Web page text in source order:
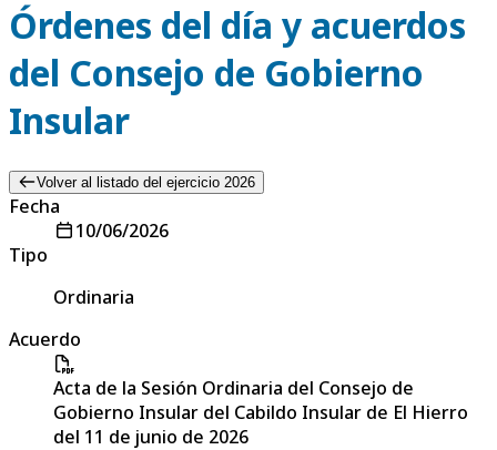
Órdenes del día y acuerdos
del Consejo de Gobierno
Insular
Volver al listado del ejercicio 2026
Fecha
10/06/2026
Tipo
Ordinaria
Acuerdo
Acta de la Sesión Ordinaria del Consejo de
Gobierno Insular del Cabildo Insular de El Hierro
del 11 de junio de 2026